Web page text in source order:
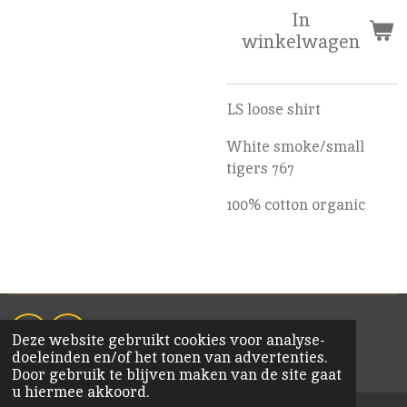
Deze website gebruikt cookies voor analyse-
doeleinden en/of het tonen van advertenties.
Door gebruik te blijven maken van de site gaat
u hiermee akkoord.
In
winkelwagen
LS loose shirt
White smoke/small
tigers 767
100% cotton organic
F
a
c
e
I
n
s
t
© 2020 KiM Bornem